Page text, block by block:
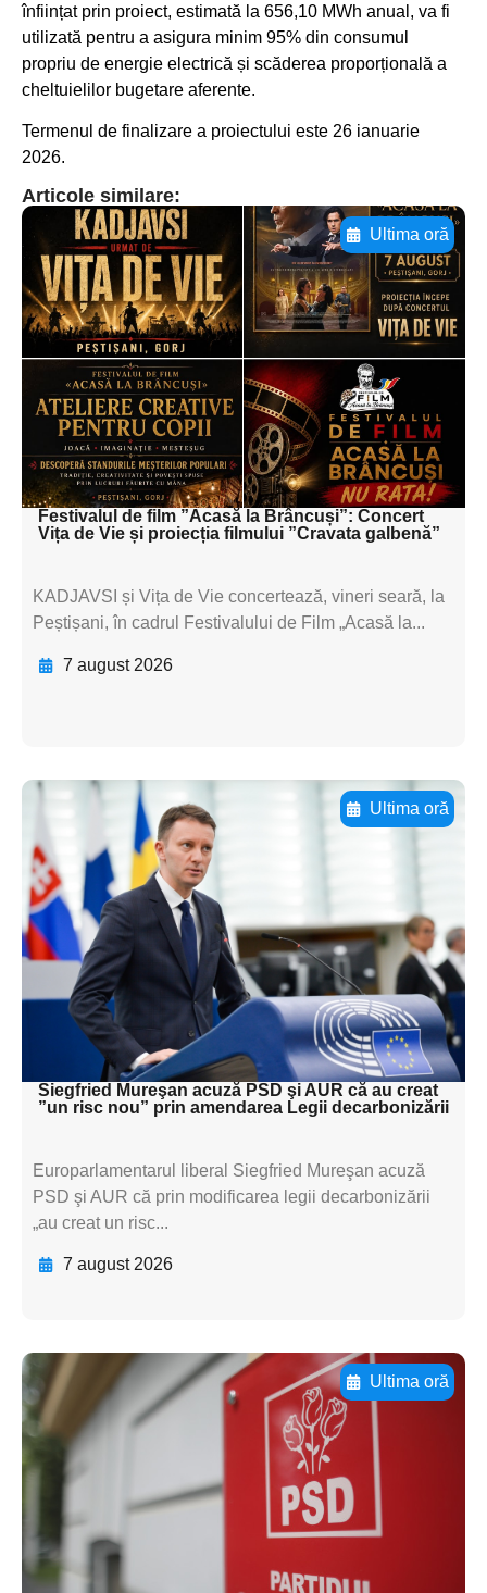
înființat prin proiect, estimată la 656,10 MWh anual, va fi
utilizată pentru a asigura minim 95% din consumul
propriu de energie electrică și scăderea proporțională a
cheltuielilor bugetare aferente.
Termenul de finalizare a proiectului este 26 ianuarie
2026.
Articole similare:
Ultima oră
Adaugă aici textul pentru
subtitluAdaugă aici
textul pentru
subtitluAdaugă aici
textul pentru
subtitluAdaugă aici
textul pentru subti
Festivalul de film ”Acasă la Brâncuși”: Concert
Vița de Vie și proiecția filmului ”Cravata galbenă”
KADJAVSI și Vița de Vie concertează, vineri seară, la
Peștișani, în cadrul Festivalului de Film „Acasă la...
7 august 2026
Ultima oră
Adaugă aici textul pentru
subtitluAdaugă aici
textul pentru
subtitluAdaugă aici
textul pentru
subtitluAdaugă aici
textul pentru subti
Siegfried Mureşan acuză PSD şi AUR că au creat
”un risc nou” prin amendarea Legii decarbonizării
Europarlamentarul liberal Siegfried Mureşan acuză
PSD şi AUR că prin modificarea legii decarbonizării
„au creat un risc...
7 august 2026
Ultima oră
Adaugă aici textul pentru
subtitluAdaugă aici
textul pentru
subtitluAdaugă aici
textul pentru